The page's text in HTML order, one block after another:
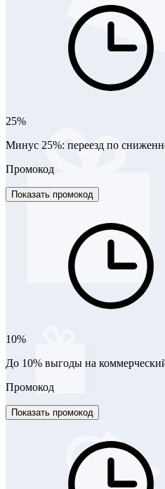
25%
Минус 25%: переезд по
Промокод
Показать промокод
10%
До 10% выгоды на
Промокод
Показать промокод